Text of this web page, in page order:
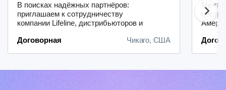
Договорная Чикаго, США
В поисках надёжных партнёров:
приглашаем к сотрудничеству
компании Lifeline, дистрибьюторов и
начала работы: благодаря нашему
включиться в
(RN,